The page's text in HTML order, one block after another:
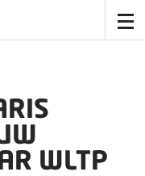
WLTP